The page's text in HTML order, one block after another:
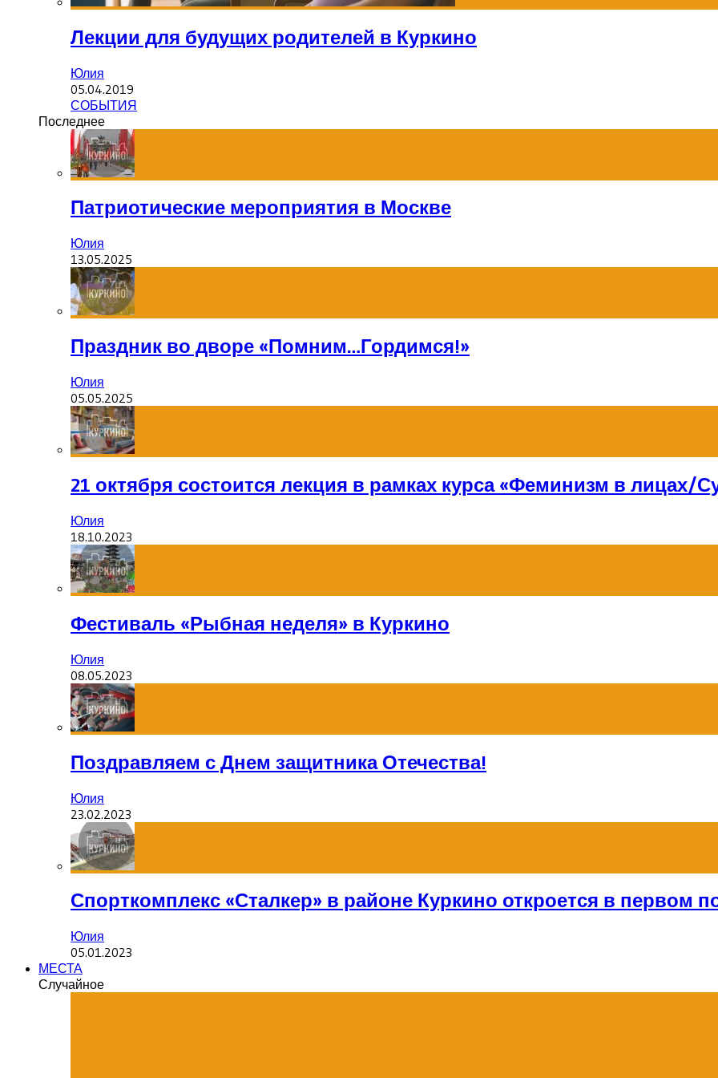
Лекции для будущих родителей в Куркино
Юлия
05.04.2019
СОБЫТИЯ
Последнее
Патриотические мероприятия в Москве
Юлия
13.05.2025
Праздник во дворе «Помним…Гордимся!»
Юлия
05.05.2025
21 октября состоится лекция в рамках курса «Феминизм в лицах/
Юлия
18.10.2023
Фестиваль «Рыбная неделя» в Куркино
Юлия
08.05.2023
Поздравляем с Днем защитника Отечества!
Юлия
23.02.2023
Спорткомплекс «Сталкер» в районе Куркино откроется в первом
Юлия
05.01.2023
МЕСТА
Случайное